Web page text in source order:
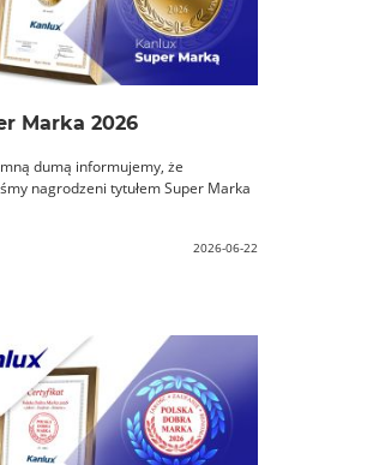
Marka 2026
dumą informujemy, że
nagrodzeni tytułem Super Marka
2026-06-22